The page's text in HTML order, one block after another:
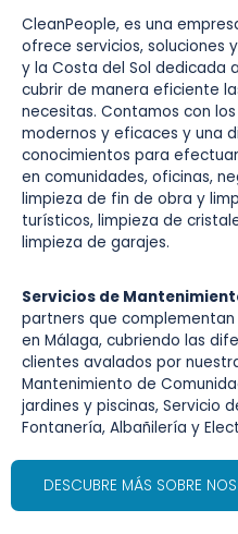
Costa
Servicios de Limpieza a
Propietarios,
Conócenos.
CleanPeople, es una
ofrece servicios, soluciones
y la Costa del Sol dedicada
cubrir de manera eficiente
necesitas. Contamos con
modernos y eficaces y una
conocimientos para
en comunidades, oficinas,
limpieza de fin de obra y
turísticos, limpieza de
limpieza de garajes.
Servicios de
partners que
en Málaga, cubriendo las
clientes avalados por
Mantenimiento de
jardines y piscinas, Servicio
Fontanería, Albañilería y
DESCUBRE MÁS SOBRE